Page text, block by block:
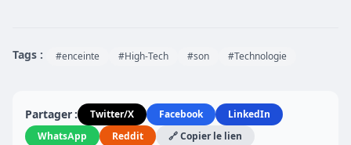
Tags : #enceinte #High-Tech #son #Technologie
Partager : Twitter/X Facebook
LinkedIn
WhatsApp
Reddit 🔗 Copier le lien